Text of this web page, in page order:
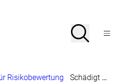
Suche
SucheMenü
Risikobewertung
Schädigt Perfluoroktansäure die Leber beim Menschen?